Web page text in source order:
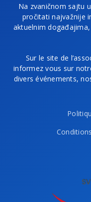
Na zvaničnom sajtu
pročitati najvažnije
aktuelnim
Sur le site de
informez vous sur
divers événements,